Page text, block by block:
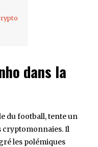
dans la
du football, tente un
cryptomonnaies. Il
les polémiques